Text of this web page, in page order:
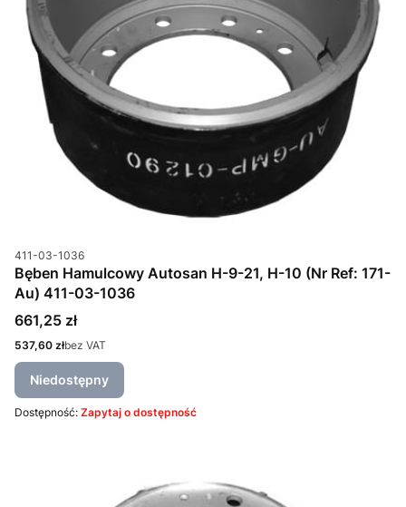
Kod produktu
411-03-1036
Bęben Hamulcowy Autosan H-9-21, H-10 (Nr Ref: 171-
Au) 411-03-1036
Cena
661,25 zł
Cena
537,60 złbez VAT
Niedostępny
Dostępność: Zapytaj o dostępność